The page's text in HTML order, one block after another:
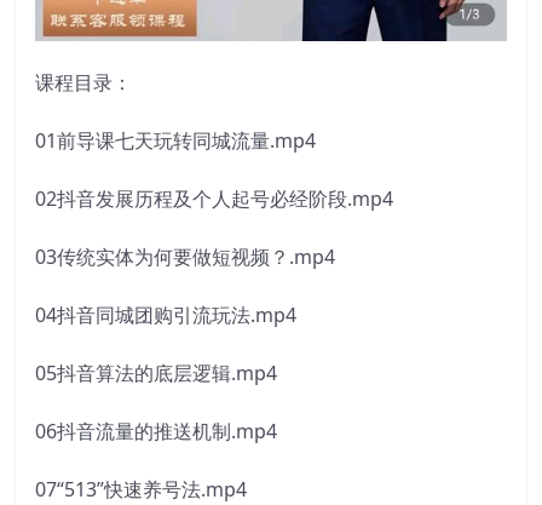
课程目录：
01前导课七天玩转同城流量.mp4
02抖音发展历程及个人起号必经阶段.mp4
03传统实体为何要做短视频？.mp4
04抖音同城团购引流玩法.mp4
05抖音算法的底层逻辑.mp4
06抖音流量的推送机制.mp4
07“513”快速养号法.mp4